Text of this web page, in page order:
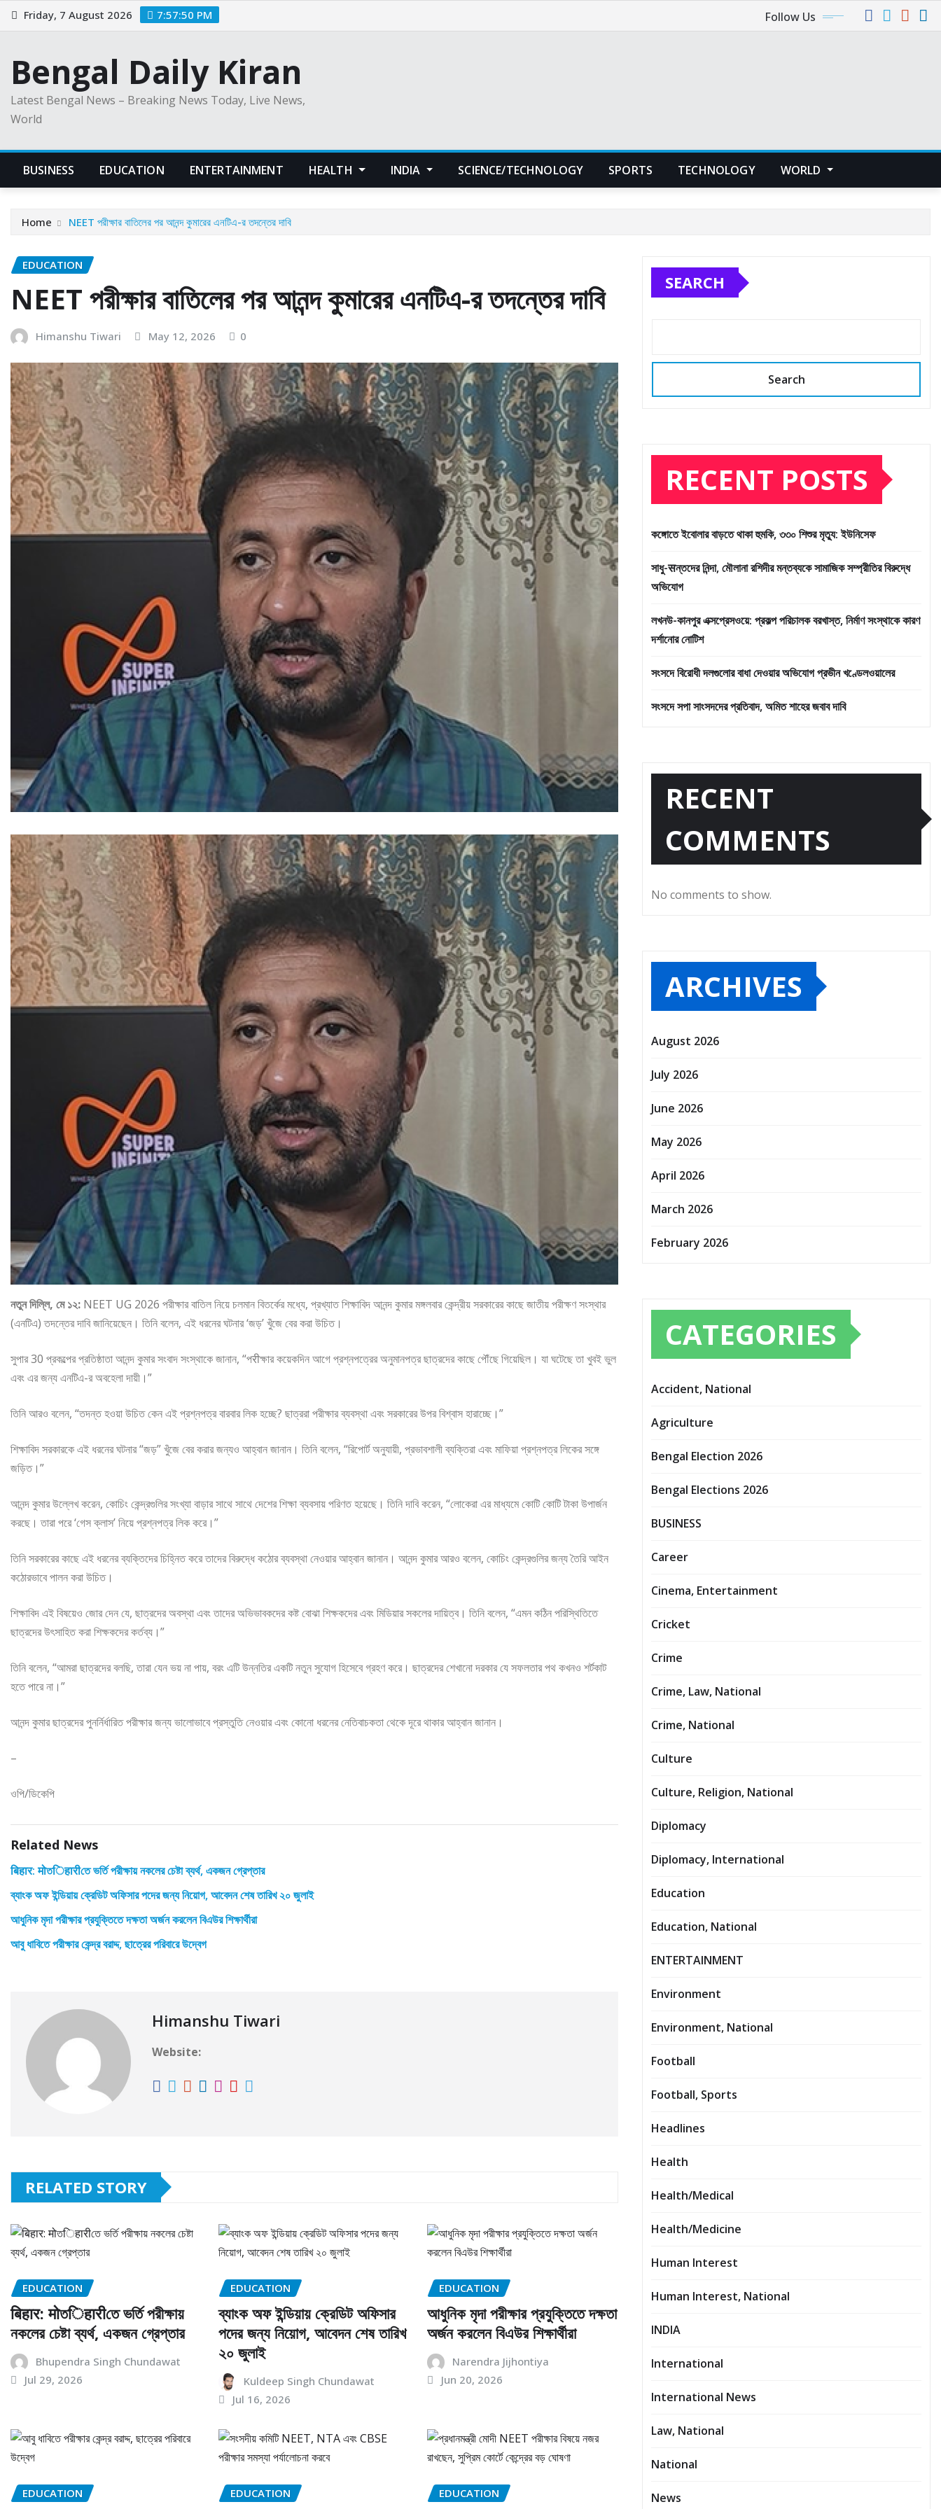
Skip
to
Friday, 7 August 2026 7:57:51 PM Follow Us
Bengal Daily Kiran
Latest Bengal News – Breaking News Today, Live News,
World
BUSINESS EDUCATION ENTERTAINMENT HEALTH INDIA SCIENCE/TECHNOLOGY SPORTS TECHNOLOGY WORLD
Home NEET পরীক্ষার বাতিলের পর আনন্দ কুমারের এনটিএ-র তদন্তের দাবি
EDUCATION
NEET পরীক্ষার বাতিলের পর আনন্দ কুমারের এনটিএ-র তদন্তের দাবি
Himanshu Tiwari May 12, 2026 0
নতুন দিল্লি, মে ১২: NEET UG 2026 পরীক্ষার বাতিল নিয়ে চলমান বিতর্কের মধ্যে, প্রখ্যাত শিক্ষাবিদ আনন্দ কুমার মঙ্গলবার কেন্দ্রীয় সরকারের কাছে জাতীয় পরীক্ষণ সংস্থার
(এনটিএ) তদন্তের দাবি জানিয়েছেন। তিনি বলেন, এই ধরনের ঘটনার ‘জড়’ খুঁজে বের করা উচিত।
সুপার 30 প্রকল্পের প্রতিষ্ঠাতা আনন্দ কুমার সংবাদ সংস্থাকে জানান, “পरीক্ষার কয়েকদিন আগে প্রশ্নপত্রের অনুমানপত্র ছাত্রদের কাছে পৌঁছে গিয়েছিল। যা ঘটেছে তা খুবই ভুল
এবং এর জন্য এনটিএ-র অবহেলা দায়ী।”
তিনি আরও বলেন, “তদন্ত হওয়া উচিত কেন এই প্রশ্নপত্র বারবার লিক হচ্ছে? ছাত্ররা পরীক্ষার ব্যবস্থা এবং সরকারের উপর বিশ্বাস হারাচ্ছে।”
শিক্ষাবিদ সরকারকে এই ধরনের ঘটনার “জড়” খুঁজে বের করার জন্যও আহ্বান জানান। তিনি বলেন, “রিপোর্ট অনুযায়ী, প্রভাবশালী ব্যক্তিরা এবং মাফিয়া প্রশ্নপত্র লিকের সঙ্গে
জড়িত।”
আনন্দ কুমার উল্লেখ করেন, কোচিং কেন্দ্রগুলির সংখ্যা বাড়ার সাথে সাথে দেশের শিক্ষা ব্যবসায় পরিণত হয়েছে। তিনি দাবি করেন, “লোকেরা এর মাধ্যমে কোটি কোটি টাকা উপার্জন
করছে। তারা পরে ‘গেস ক্লাস’ নিয়ে প্রশ্নপত্র লিক করে।”
তিনি সরকারের কাছে এই ধরনের ব্যক্তিদের চিহ্নিত করে তাদের বিরুদ্ধে কঠোর ব্যবস্থা নেওয়ার আহ্বান জানান। আনন্দ কুমার আরও বলেন, কোচিং কেন্দ্রগুলির জন্য তৈরি আইন
কঠোরভাবে পালন করা উচিত।
শিক্ষাবিদ এই বিষয়েও জোর দেন যে, ছাত্রদের অবস্থা এবং তাদের অভিভাবকদের কষ্ট বোঝা শিক্ষকদের এবং মিডিয়ার সকলের দায়িত্ব। তিনি বলেন, “এমন কঠিন পরিস্থিতিতে
ছাত্রদের উৎসাহিত করা শিক্ষকদের কর্তব্য।”
তিনি বলেন, “আমরা ছাত্রদের বলছি, তারা যেন ভয় না পায়, বরং এটি উন্নতির একটি নতুন সুযোগ হিসেবে গ্রহণ করে। ছাত্রদের শেখানো দরকার যে সফলতার পথ কখনও শর্টকাট
হতে পারে না।”
আনন্দ কুমার ছাত্রদের পুনর্নির্ধারিত পরীক্ষার জন্য ভালোভাবে প্রস্তুতি নেওয়ার এবং কোনো ধরনের নেতিবাচকতা থেকে দূরে থাকার আহ্বান জানান।
–
ওপি/ডিকেপি
Related News
बिहार: मोতिहारीতে ভর্তি পরীক্ষায় নকলের চেষ্টা ব্যর্থ, একজন গ্রেপ্তার
ব্যাংক অফ ইন্ডিয়ায় ক্রেডিট অফিসার পদের জন্য নিয়োগ, আবেদন শেষ তারিখ ২০ জুলাই
আধুনিক মৃদা পরীক্ষার প্রযুক্তিতে দক্ষতা অর্জন করলেন বিএউর শিক্ষার্থীরা
আবু ধাবিতে পরীক্ষার কেন্দ্র বরাদ্দ, ছাত্রের পরিবারে উদ্বেগ
Himanshu Tiwari
Website:
RELATED STORY
EDUCATION
बिहार: मोতिहारीতে ভর্তি পরীক্ষায়
নকলের চেষ্টা ব্যর্থ, একজন গ্রেপ্তার
Bhupendra Singh Chundawat
Jul 29, 2026
EDUCATION
ব্যাংক অফ ইন্ডিয়ায় ক্রেডিট অফিসার
পদের জন্য নিয়োগ, আবেদন শেষ তারিখ
২০ জুলাই
Kuldeep Singh Chundawat
Jul 16, 2026
EDUCATION
আধুনিক মৃদা পরীক্ষার প্রযুক্তিতে দক্ষতা
অর্জন করলেন বিএউর শিক্ষার্থীরা
Narendra Jijhontiya
Jun 20, 2026
EDUCATION EDUCATION EDUCATION
SEARCH
Search
RECENT POSTS
কঙ্গোতে ইবোলার বাড়তে থাকা হুমকি, ৩৩০ শিশুর মৃত্যু: ইউনিসেফ
সাধু-सন্তদের নিন্দা, মৌলানা রশিদীর মন্তব্যকে সামাজিক সম্প্রীতির বিরুদ্ধে
অভিযোগ
লখনউ-কানপুর এক্সপ্রেসওয়ে: প্রকল্প পরিচালক বরখাস্ত, নির্মাণ সংস্থাকে কারণ
দর্শানোর নোটিশ
সংসদে বিরোধী দলগুলোর বাধা দেওয়ার অভিযোগ প্রভীন খণ্ডেলওয়ালের
সংসদে সপা সাংসদদের প্রতিবাদ, অমিত শাহের জবাব দাবি
RECENT
COMMENTS
No comments to show.
ARCHIVES
August 2026
July 2026
June 2026
May 2026
April 2026
March 2026
February 2026
CATEGORIES
Accident, National
Agriculture
Bengal Election 2026
Bengal Elections 2026
BUSINESS
Career
Cinema, Entertainment
Cricket
Crime
Crime, Law, National
Crime, National
Culture
Culture, Religion, National
Diplomacy
Diplomacy, International
Education
Education, National
ENTERTAINMENT
Environment
Environment, National
Football
Football, Sports
Headlines
Health
Health/Medical
Health/Medicine
Human Interest
Human Interest, National
INDIA
International
International News
Law, National
National
News